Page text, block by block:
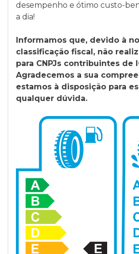
desempenho e ótimo custo-
a dia!
Informamos que, devido à
classificação fiscal, não
para CNPJs contribuintes de
Agradecemos a sua
estamos à disposição para
qualquer dúvida.